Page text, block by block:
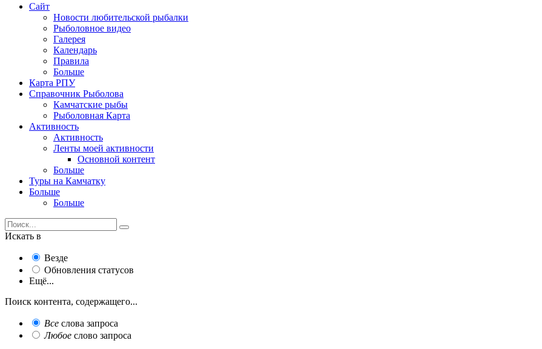
Сайт
Новости любительской рыбалки
Рыболовное видео
Галерея
Календарь
Правила
Больше
Карта РПУ
Справочник Рыболова
Камчатские рыбы
Рыболовная Карта
Активность
Активность
Ленты моей активности
Основной контент
Больше
Туры на Камчатку
Больше
Больше
Искать в
Везде
Обновления статусов
Ещё...
Поиск контента, содержащего...
Все слова запроса
Любое слово запроса